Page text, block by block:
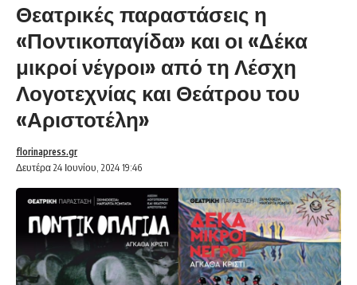
Θεατρικές παραστάσεις η
«Ποντικοπαγίδα» και οι «Δέκα
μικροί νέγροι» από τη Λέσχη
Λογοτεχνίας και Θεάτρου του
«Αριστοτέλη»
Δευτέρα 24 Ιουνίου, 2024 19:46
florinapress.gr